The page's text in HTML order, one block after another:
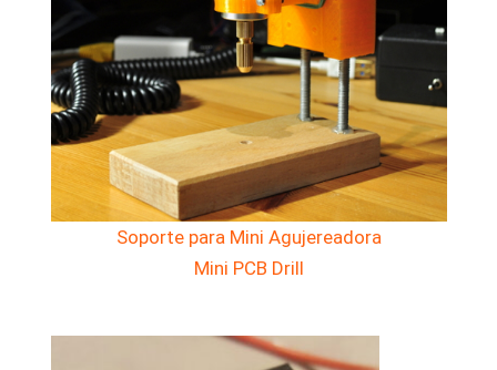
Soporte para Mini Agujereadora
Mini PCB Drill